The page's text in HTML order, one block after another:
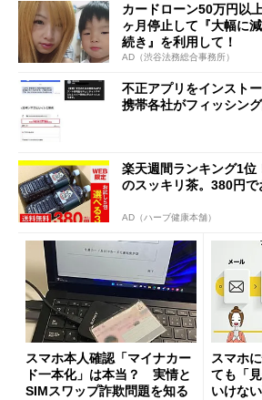
カードローン50万円以
ヶ月停止して『大幅に
続き』を利用して！
AD（渋谷法務総合事務所）
不正アプリをインスト
携帯各社がフィッシン
楽天週間ランキング1位
のスッキリ茶。380円で
AD（ハーブ健康本舗）
スマホ本人確認「マイナカー
ド一本化」は本当？ 実情と
SIMスワップ詐欺問題を知る
スマホ
ても「
いけな